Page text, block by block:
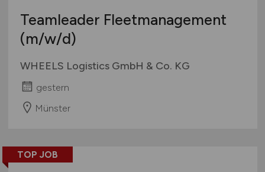
Teamleader Fleetmanagement
(m/w/d)
WHEELS Logistics GmbH & Co. KG
gestern
Münster
TOP JOB